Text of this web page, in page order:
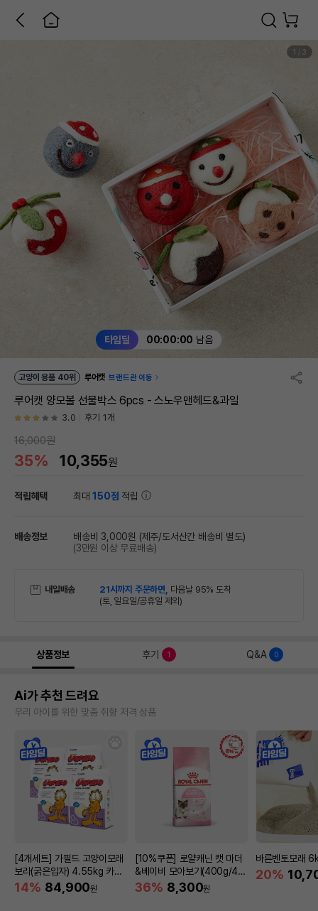
타임딜 00:00:00 남음
1 / 3
고양이 용품 40위 루어캣 브랜드관 이동
루어캣 양모볼 선물박스 6pcs - 스노우맨헤드&과일
3.0 후기 1개
16,000원
35% 10,355원
적립혜택 최대150점 적립
배송정보 배송비 3,000원 (제주/도서산간 배송비 별도)
(3만원 이상 무료배송)
내일배송 21시까지 주문하면, 다음날 95% 도착
(토, 일요일/공휴일 제외)
상품정보 후기 1 Q&A 0
Ai가 추천 드려요
우리 아이를 위한 맞춤 취향 저격 상품
[4개세트] 가필드 고양이모래
보라(굵은입자) 4.55kg 카사
바모래
14% 84,900원
[10%쿠폰] 로얄캐닌 캣 마더
&베이비 모아보기(400g/4/1
0kg)
36% 8,300원
바른벤토모래
20%